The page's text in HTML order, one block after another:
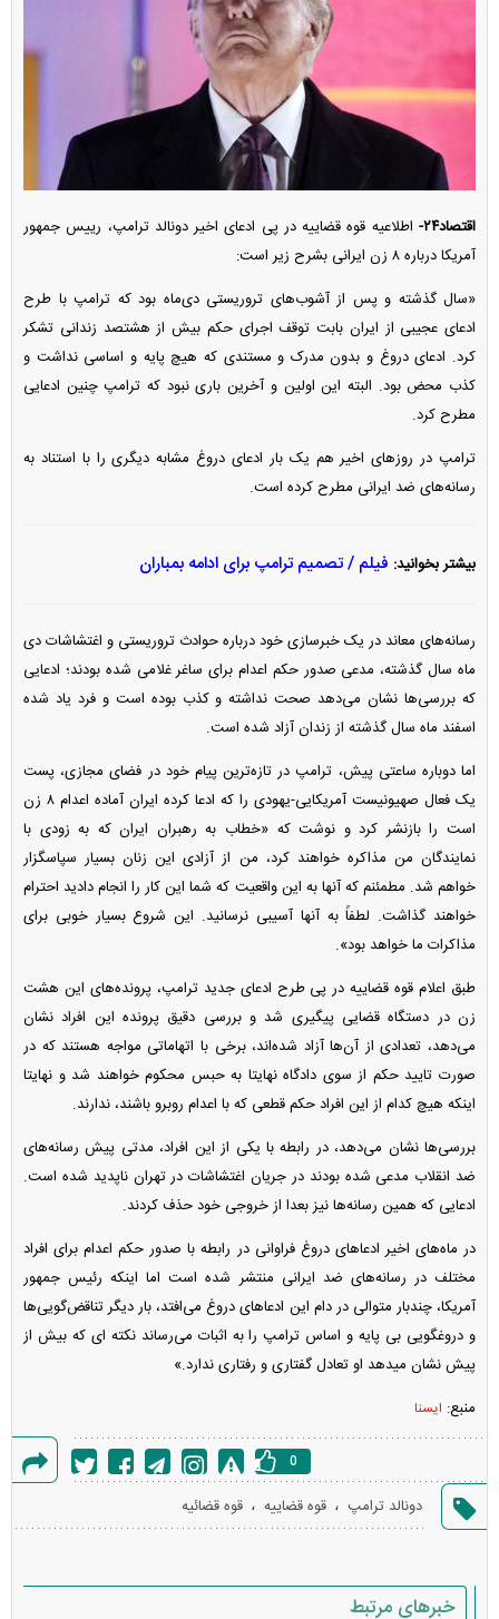
اقتصاد۲۴-
اطلاعیه قوه قضاییه در پی ادعای اخیر دونالد ترامپ، رییس جمهور
آمریکا درباره ۸ زن ایرانی بشرح زیر است:
«سال گذشته و پس از آشوب‌های تروریستی دی‌ماه بود که ترامپ با طرح
ادعای عجیبی از ایران بابت توقف اجرای حکم بیش از هشتصد زندانی تشکر
کرد. ادعای دروغ و بدون مدرک و مستندی که هیچ پایه و اساسی نداشت و
کذب محض بود. البته این اولین و آخرین باری نبود که ترامپ چنین ادعایی
مطرح کرد.
ترامپ در روزهای اخیر هم یک بار ادعای دروغ مشابه دیگری را با استناد به
رسانه‌های ضد ایرانی مطرح کرده است.
بیشتر بخوانید: فیلم / تصمیم ترامپ برای ادامه بمباران
رسانه‌های معاند در یک خبرسازی خود درباره حوادث تروریستی و اغتشاشات دی
ماه سال گذشته، مدعی صدور حکم اعدام برای ساغر غلامی شده بودند؛ ادعایی
که بررسی‌ها نشان می‌دهد صحت نداشته و کذب بوده است و فرد یاد شده
اسفند ماه سال گذشته از زندان آزاد شده است.
اما دوباره ساعتی پیش، ترامپ در تازه‌ترین پیام خود در فضای مجازی، پست
یک فعال صهیونیست آمریکایی-یهودی را که ادعا کرده ایران آماده اعدام ۸ زن
است را بازنشر کرد و نوشت که «خطاب به رهبران ایران که به زودی با
نمایندگان من مذاکره خواهند کرد، من از آزادی این زنان بسیار سپاسگزار
خواهم شد. مطمئنم که آنها به این واقعیت که شما این کار را انجام دادید احترام
خواهند گذاشت. لطفاً به آنها آسیبی نرسانید. این شروع بسیار خوبی برای
مذاکرات ما خواهد بود».
طبق اعلام قوه قضاییه در پی طرح ادعای جدید ترامپ، پرونده‌های این هشت
زن در دستگاه قضایی پیگیری شد و بررسی دقیق پرونده این افراد نشان
می‌دهد، تعدادی از آن‌ها آزاد شده‌اند، برخی با اتهاماتی مواجه هستند که در
صورت تایید حکم از سوی دادگاه نهایتا به حبس محکوم خواهند شد و نهایتا
اینکه هیچ کدام از این افراد حکم قطعی که با اعدام روبرو باشند، ندارند.
بررسی‌ها نشان می‌دهد، در رابطه با یکی از این افراد، مدتی پیش رسانه‌های
ضد انقلاب مدعی شده بودند در جریان اغتشاشات در تهران ناپدید شده است.
ادعایی که همین رسانه‌ها نیز بعدا از خروجی خود حذف کردند.
در ماه‌های اخیر ادعاهای دروغ فراوانی در رابطه با صدور حکم اعدام برای افراد
مختلف در رسانه‌های ضد ایرانی منتشر شده است اما اینکه رئیس جمهور
آمریکا، چندبار متوالی در دام این ادعاهای دروغ می‌افتد، بار دیگر تناقض‌گویی‌ها
و دروغگویی بی پایه و اساس ترامپ را به اثبات می‌رساند نکته ای که بیش از
پیش نشان میدهد او تعادل گفتاری و رفتاری ندارد.»
منبع: ایسنا
گزارش
خطا
0
دونالد ترامپ ، قوه قضاییه ، قوه قضائیه
خبرهای مرتبط